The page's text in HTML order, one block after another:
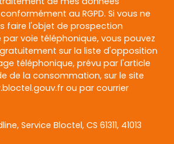
au RGPD. Si vous ne
faire l'objet de prospection
voie téléphonique, vous pouvez
sur la liste d'opposition
téléphonique, prévu par l'article
de la consommation, sur le site
ou par courrier
Service Bloctel, CS 61311, 41013